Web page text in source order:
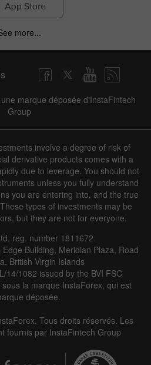
more...
marque déposée d'InstaFintech
Group
involve a degree of risk of
derivative products comes with a
due to leverage. You should not
unless you fully understand
you are entering into, and the true
types of investments may be
but they are not for everyone.
reg. number 1811672
Building, Meridian Plaza, Road
British Virgin Islands
14/1082 issued by the BVI FSC
la marque InstaForex, qui est
déposée.
Tous droits réservés. Les
fournis par InstaFintech Group